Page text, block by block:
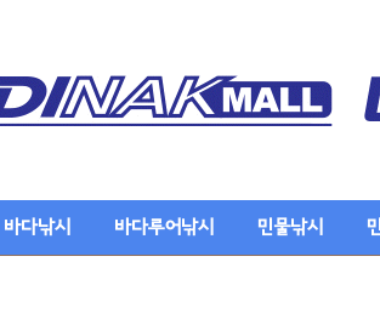
바다낚시 바다루어낚시 민물낚시